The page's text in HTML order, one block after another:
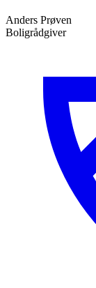
Anders Prøven
Boligrådgiver